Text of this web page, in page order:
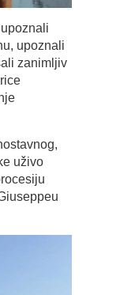
upoznali
zanimljiv
uživo